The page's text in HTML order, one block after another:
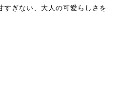
すぎない、大人の可愛らしさを